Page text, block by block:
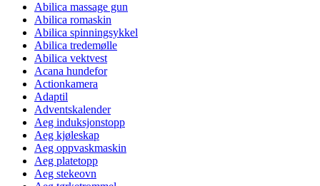
Abilica massage gun
Abilica romaskin
Abilica spinningsykkel
Abilica tredemølle
Abilica vektvest
Acana hundefor
Actionkamera
Adaptil
Adventskalender
Aeg induksjonstopp
Aeg kjøleskap
Aeg oppvaskmaskin
Aeg platetopp
Aeg stekeovn